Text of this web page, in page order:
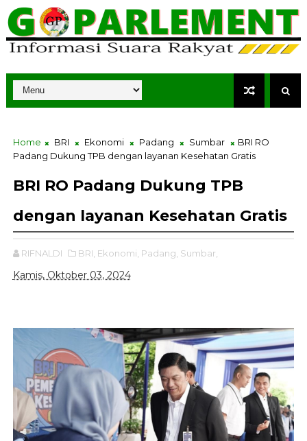
Home BRI Ekonomi Padang Sumbar
BRI RO
Padang Dukung TPB dengan layanan Kesehatan Gratis
BRI RO Padang Dukung TPB
dengan layanan Kesehatan Gratis
RIFNALDI BRI, Ekonomi, Padang, Sumbar,
Kamis, Oktober 03, 2024